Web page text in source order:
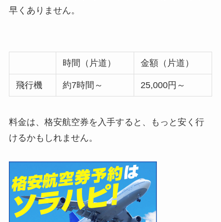
早くありません。
時間（片道） 金額（片道）
飛行機 約7時間～ 25,000円～
料金は、格安航空券を入手すると、もっと安く行
けるかもしれません。